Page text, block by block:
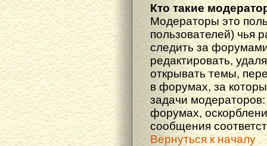
Кто такие
Модераторы это
пользователей) чья
следить за
редактировать,
открывать темы,
в форумах, за
задачи
форумах,
сообщения
Вернуться к началу